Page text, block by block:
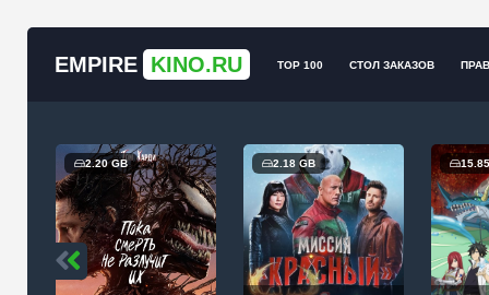
EMPIRE KINO.RU TOP 100 СТОЛ ЗАКАЗОВ
2.20 GB 2.18 GB